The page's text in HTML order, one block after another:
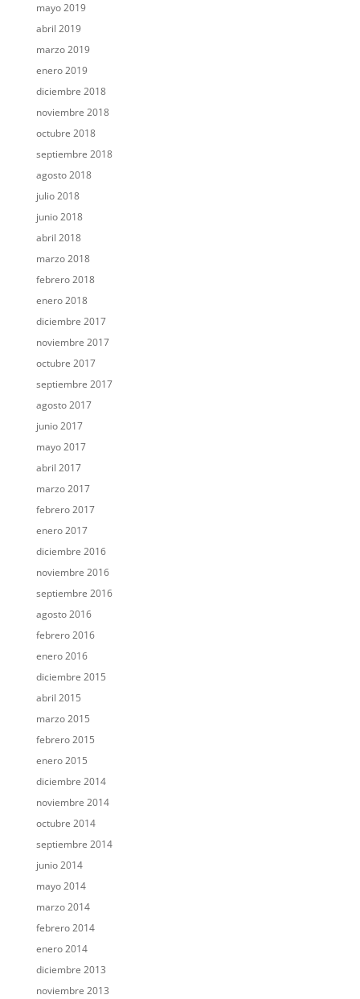
mayo 2019
abril 2019
marzo 2019
enero 2019
diciembre 2018
noviembre 2018
octubre 2018
septiembre 2018
agosto 2018
julio 2018
junio 2018
abril 2018
marzo 2018
febrero 2018
enero 2018
diciembre 2017
noviembre 2017
octubre 2017
septiembre 2017
agosto 2017
junio 2017
mayo 2017
abril 2017
marzo 2017
febrero 2017
enero 2017
diciembre 2016
noviembre 2016
septiembre 2016
agosto 2016
febrero 2016
enero 2016
diciembre 2015
abril 2015
marzo 2015
febrero 2015
enero 2015
diciembre 2014
noviembre 2014
octubre 2014
septiembre 2014
junio 2014
mayo 2014
marzo 2014
febrero 2014
enero 2014
diciembre 2013
noviembre 2013